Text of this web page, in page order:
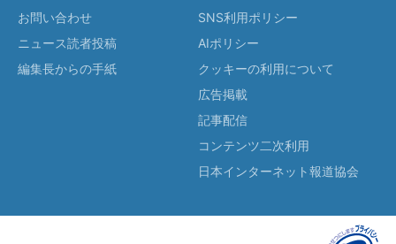
お問い合わせ
ニュース読者投稿
編集長からの手紙
SNS利用ポリシー
AIポリシー
クッキーの利用について
広告掲載
記事配信
コンテンツ二次利用
日本インターネット報道協会